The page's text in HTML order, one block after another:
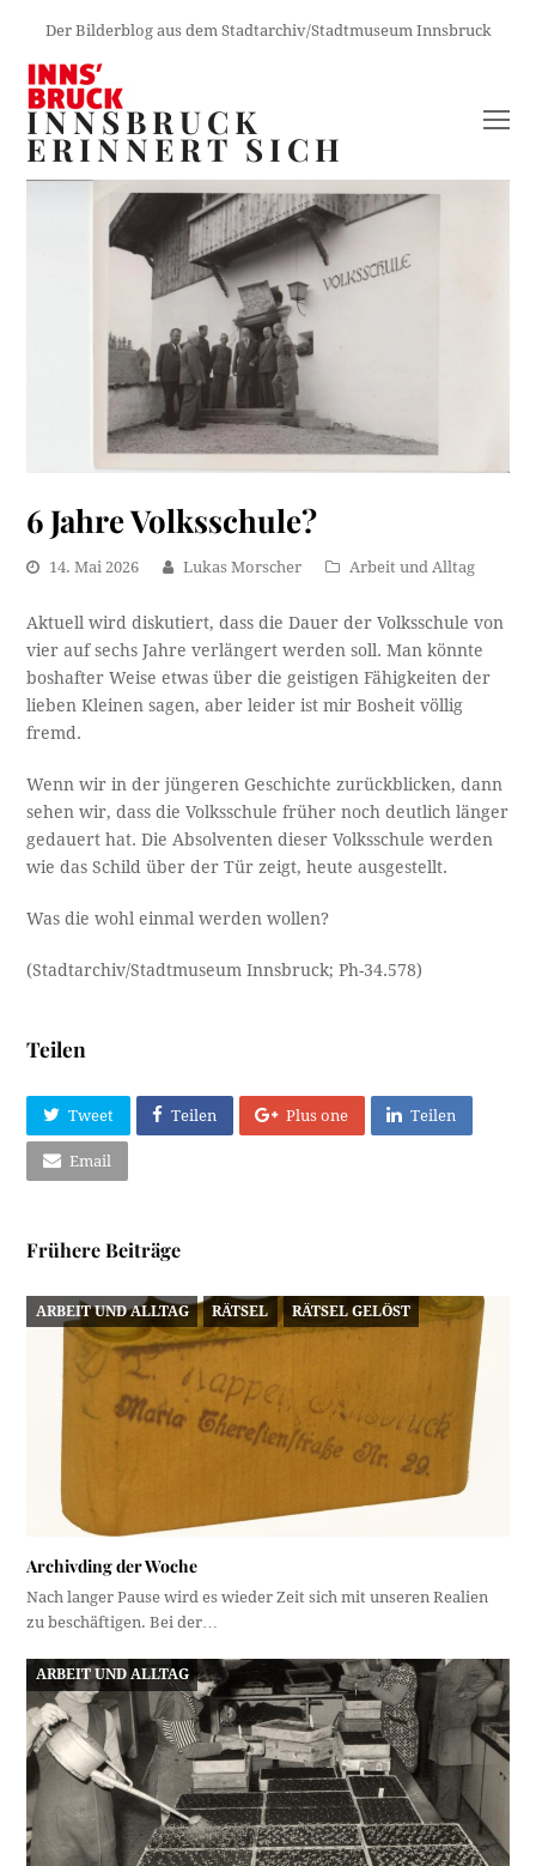
Der Bilderblog aus dem Stadtarchiv/Stadtmuseum Innsbruck
INNSBRUCK
ERINNERT SICH
6 Jahre Volksschule?
14. Mai 2026 Lukas Morscher Arbeit und Alltag
Aktuell wird diskutiert, dass die Dauer der Volksschule von
vier auf sechs Jahre verlängert werden soll. Man könnte
boshafter Weise etwas über die geistigen Fähigkeiten der
lieben Kleinen sagen, aber leider ist mir Bosheit völlig
fremd.
Wenn wir in der jüngeren Geschichte zurückblicken, dann
sehen wir, dass die Volksschule früher noch deutlich länger
gedauert hat. Die Absolventen dieser Volksschule werden
wie das Schild über der Tür zeigt, heute ausgestellt.
Was die wohl einmal werden wollen?
(Stadtarchiv/Stadtmuseum Innsbruck; Ph-34.578)
Teilen
Tweet Teilen Plus one Teilen
Email
Frühere Beiträge
ARBEIT UND ALLTAG RÄTSEL RÄTSEL GELÖST
Archivding der Woche
Nach langer Pause wird es wieder Zeit sich mit unseren Realien
zu beschäftigen. Bei der…
ARBEIT UND ALLTAG